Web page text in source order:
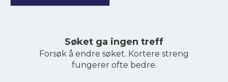
Søket ga ingen treff
Forsøk å endre søket. Kortere streng
fungerer ofte bedre.